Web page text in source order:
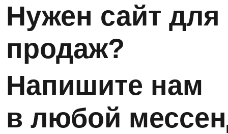
Нужен сайт для
продаж?
Напишите нам
в любой